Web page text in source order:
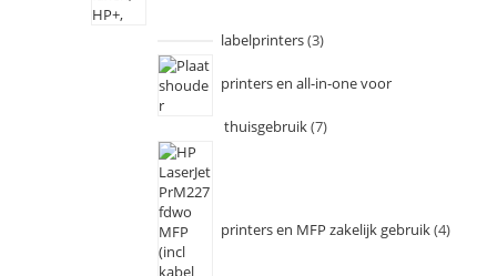
labelprinters 3
printers en all-in-one voor
thuisgebruik 7
printers en MFP zakelijk gebruik 4